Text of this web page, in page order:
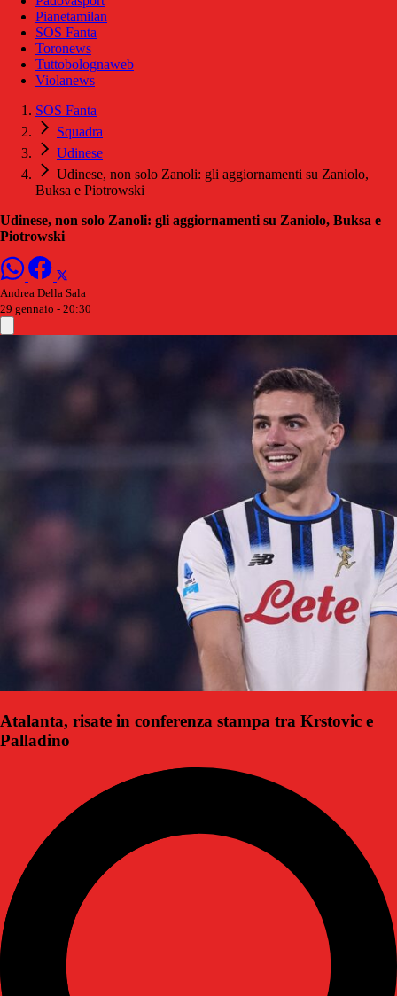
Pianetamilan
SOS Fanta
Toronews
Tuttobolognaweb
Violanews
SOS Fanta
Squadra
Udinese
Udinese, non solo Zanoli: gli aggiornamenti su Zaniolo,
Buksa e Piotrowski
Udinese, non solo Zanoli: gli aggiornamenti su Zaniolo, Buksa e
Piotrowski
Andrea Della Sala
29 gennaio - 20:30
Atalanta, risate in conferenza stampa tra Krstovic e
Palladino